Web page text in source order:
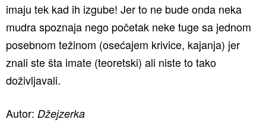
imaju tek kad ih izgube! Jer to ne bude onda neka
mudra spoznaja nego početak neke tuge sa jednom
posebnom težinom (osećajem krivice, kajanja) jer
znali ste šta imate (teoretski) ali niste to tako
doživljavali.
Autor: Džejzerka